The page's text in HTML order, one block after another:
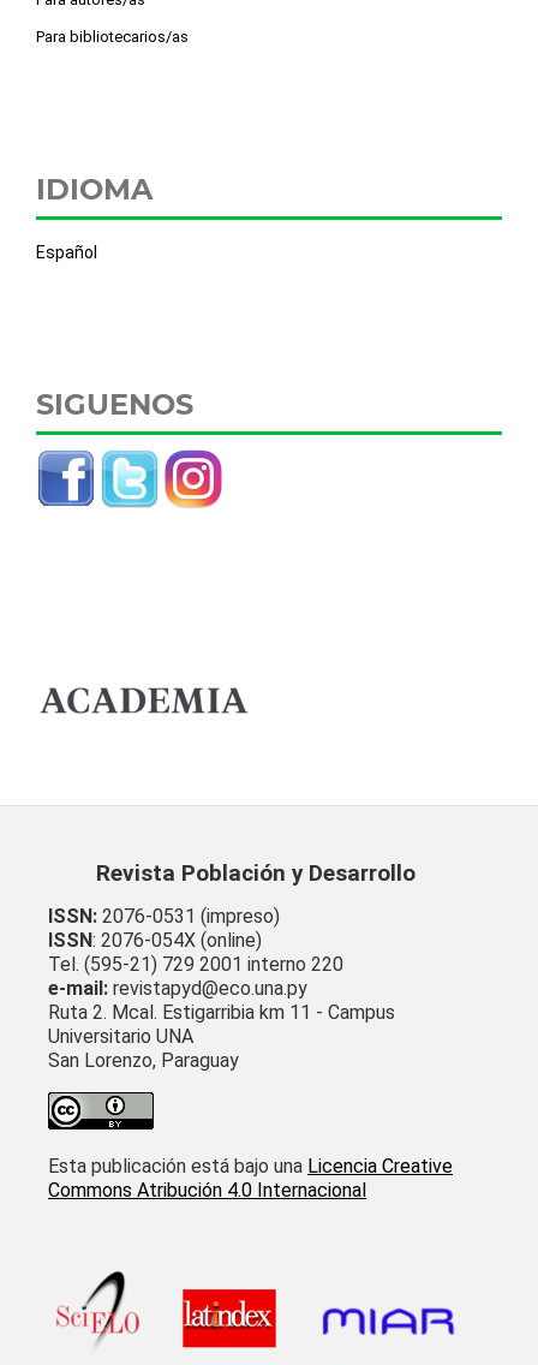
Para bibliotecarios/as
IDIOMA
Español
SIGUENOS
Revista Población y Desarrollo
ISSN:2076-0531 (impreso)
ISSN: 2076-054X (online)
Tel. (595-21) 729 2001 interno 220
e-mail:revistapyd@eco.una.py
Ruta 2. Mcal. Estigarribia km 11 - Campus
Universitario UNA
San Lorenzo, Paraguay
Esta publicación está bajo una Licencia Creative
Commons Atribución 4.0 Internacional